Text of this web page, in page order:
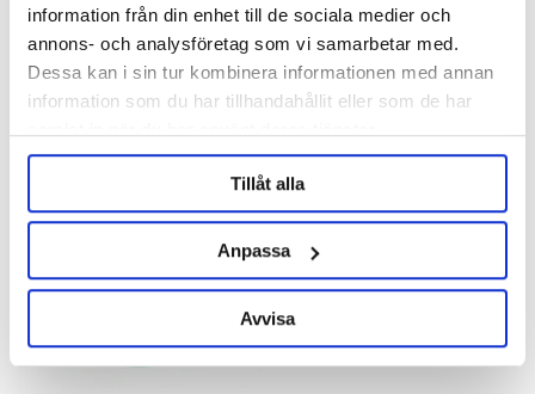
information från din enhet till de sociala medier och
annons- och analysföretag som vi samarbetar med.
Dessa kan i sin tur kombinera informationen med annan
information som du har tillhandahållit eller som de har
Tillåt alla
Anpassa
Avvisa
OTHERS ALSO BOUGHT